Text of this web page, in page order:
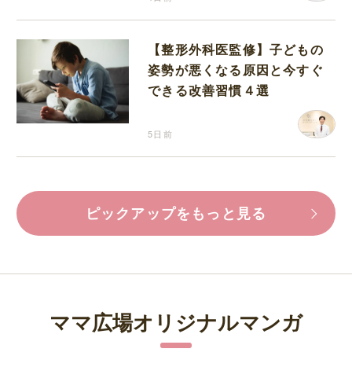
【整形外科医監修】子どもの
姿勢が悪くなる原因と今すぐ
できる改善習慣４選
5日前
ピックアップをもっと見る
ママ広場オリジナルマンガ